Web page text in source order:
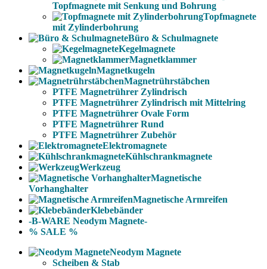
Topfmagnete mit Senkung und Bohrung
Topfmagnete
mit Zylinderbohrung
Büro & Schulmagnete
Kegelmagnete
Magnetklammer
Magnetkugeln
Magnetrührstäbchen
PTFE Magnetrührer Zylindrisch
PTFE Magnetrührer Zylindrisch mit Mittelring
PTFE Magnetrührer Ovale Form
PTFE Magnetrührer Rund
PTFE Magnetrührer Zubehör
Elektromagnete
Kühlschrankmagnete
Werkzeug
Magnetische
Vorhanghalter
Magnetische Armreifen
Klebebänder
-B-WARE Neodym Magnete-
% SALE %
Neodym Magnete
Scheiben & Stab